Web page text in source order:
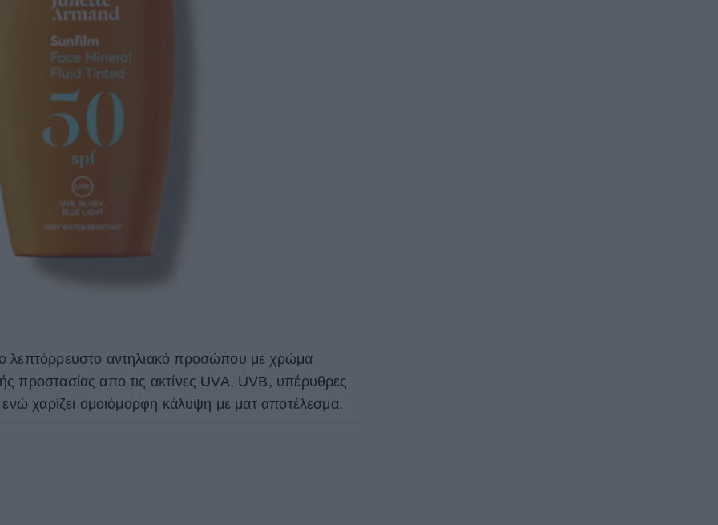
λεπτόρρευστο αντηλιακό προσώπου με χρώμα
προστασίας απο τις ακτίνες UVA, UVB, υπέρυθρες
χαρίζει ομοιόμορφη κάλυψη με ματ αποτέλεσμα.